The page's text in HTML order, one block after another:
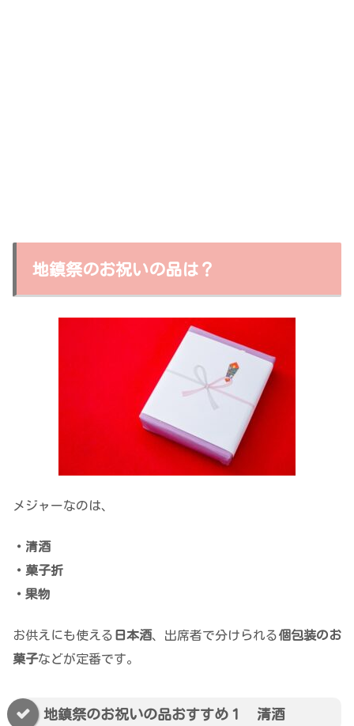
地鎮祭のお祝いの品は？
メジャーなのは、
・清酒
・菓子折
・果物
お供えにも使える 日本酒、出席者で分けられる個包装のお
菓子などが定番です。
地鎮祭のお祝いの品おすすめ１ 清酒